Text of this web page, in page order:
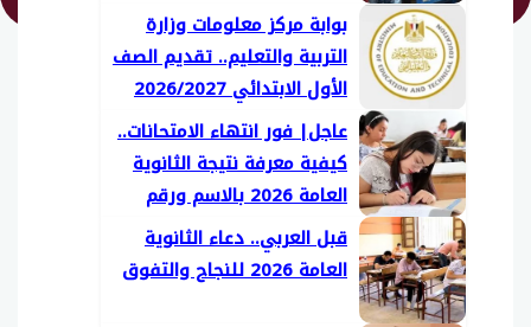
التسجيل)
بوابة مركز معلومات وزارة
التربية والتعليم.. تقديم الصف
الأول الابتدائي 2026/2027
عاجل| فور انتهاء الامتحانات..
كيفية معرفة نتيجة الثانوية
العامة 2026 بالاسم ورقم
جلوس
قبل العربي.. دعاء الثانوية
العامة 2026 للنجاح والتفوق